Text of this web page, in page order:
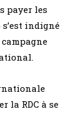
payer les
indigné
la RDC à se